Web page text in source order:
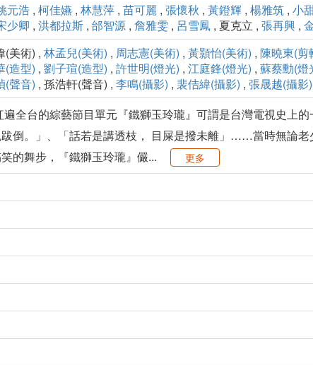
元浩 , 柯佳嬿 , 林慧萍 , 苗可麗 , 張懷秋 , 黃鐙輝 , 楊雅筑 , 小
少卿 , 洪都拉斯 , 邰智源 , 詹雅雯 , 呂雪鳳 , 夏克立 , 張再興 ,
(美術) , 林孟兒(美術) , 周志憲(美術) , 黃顥怡(美術) , 陳曉東(剪
(造型) , 劉子瑄(造型) , 許世明(燈光) , 江庭鋒(燈光) , 蘇蔡勳(燈
(聲音) , 孫浩軒(聲音) , 李鳴(攝影) , 裴佶緯(攝影) , 張晟越(攝影)
全台的綜藝節目單元『鐵獅玉玲瓏』可謂是台灣電視史上
倒。」、「話若是講透枝， 目屎是撥未離」……當時無論
的舞步，『鐵獅玉玲瓏』儼...
更多